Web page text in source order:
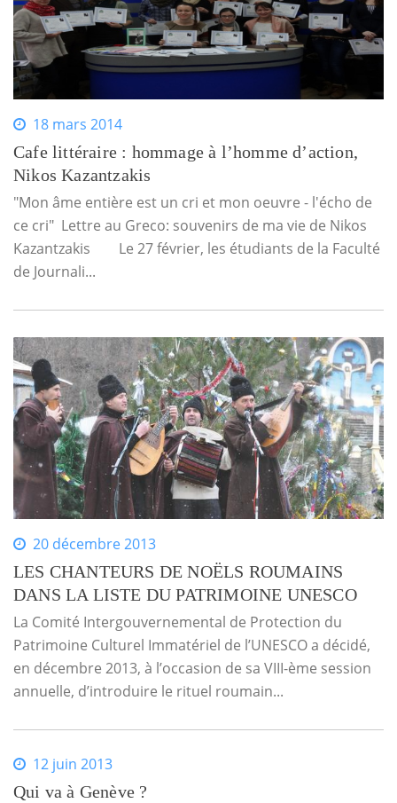
18 mars 2014
Cafe littéraire : hommage à l’homme d’action,
Nikos Kazantzakis
"Mon âme entière est un cri et mon oeuvre - l'écho de
ce cri" Lettre au Greco: souvenirs de ma vie de Nikos
Kazantzakis Le 27 février, les étudiants de la Faculté
de Journali...
20 décembre 2013
LES CHANTEURS DE NOËLS ROUMAINS
DANS LA LISTE DU PATRIMOINE UNESCO
La Comité Intergouvernemental de Protection du
Patrimoine Culturel Immatériel de l’UNESCO a décidé,
en décembre 2013, à l’occasion de sa VIII-ème session
annuelle, d’introduire le rituel roumain...
12 juin 2013
Qui va à Genève ?